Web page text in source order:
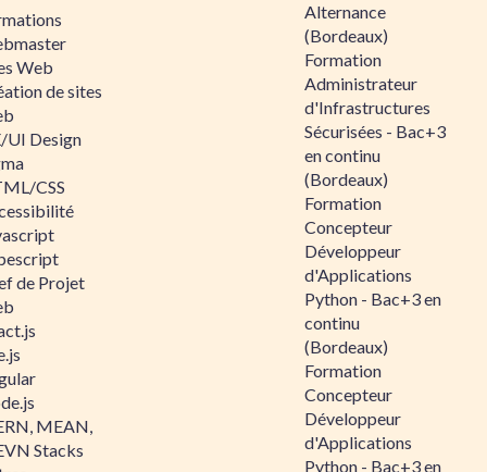
Web
de sites
UI Design
CSS
de Projet
MEAN,
Stacks
Alternance
(Bordeaux)
Formation
Administrateur
d'Infrastructures
Sécurisées - Bac+3
en continu
(Bordeaux)
Formation
Concepteur
Développeur
d'Applications
Python - Bac+3 en
continu
(Bordeaux)
Formation
Concepteur
Développeur
d'Applications
Python - Bac+3 en